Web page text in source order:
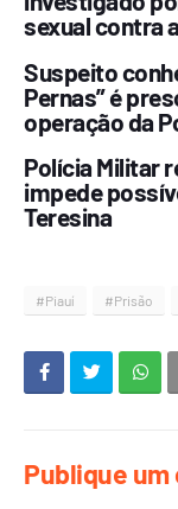
sexual contra
Suspeito
Pernas” é
operação da
Polícia Militar
impede
Teresina
#Piauí #Prisão
Publique